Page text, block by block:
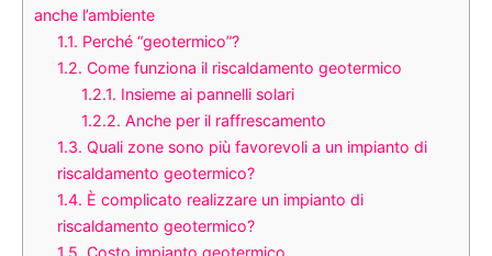
anche l’ambiente
1.1. Perché “geotermico”?
1.2. Come funziona il riscaldamento geotermico
1.2.1. Insieme ai pannelli solari
1.2.2. Anche per il raffrescamento
1.3. Quali zone sono più favorevoli a un impianto di
riscaldamento geotermico?
1.4. È complicato realizzare un impianto di
riscaldamento geotermico?